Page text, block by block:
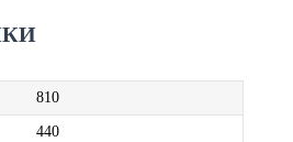
810
440